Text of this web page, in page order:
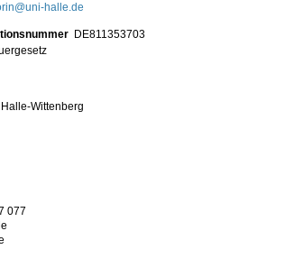
halle.de
DE811353703
Wittenberg
077